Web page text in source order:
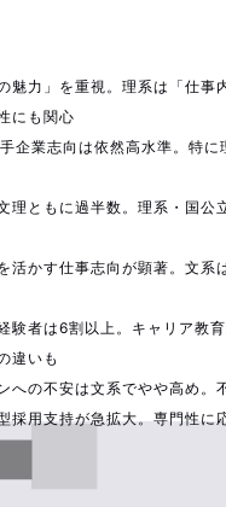
魅力」を重視。理系は「仕事
にも関心
企業志向は依然高水準。特に
理ともに過半数。理系・国公
活かす仕事志向が顕著。文系
験者は6割以上。キャリア教
違いも
への不安は文系でやや高め。
採用支持が急拡大。専門性に